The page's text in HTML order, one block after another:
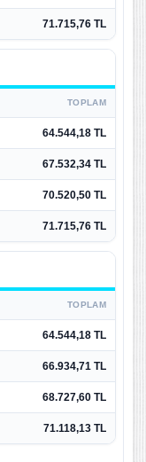
71.715,76 TL
TOPLAM
64.544,18 TL
67.532,34 TL
70.520,50 TL
71.715,76 TL
TOPLAM
64.544,18 TL
66.934,71 TL
68.727,60 TL
71.118,13 TL